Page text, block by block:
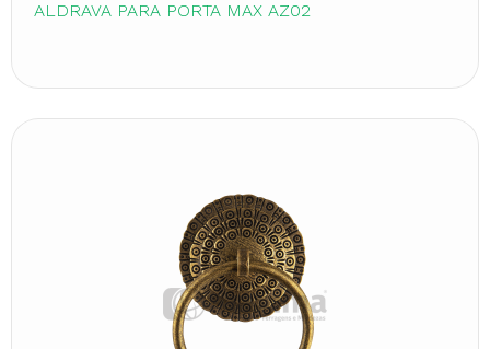
ALDRAVA PARA PORTA MAX AZ02